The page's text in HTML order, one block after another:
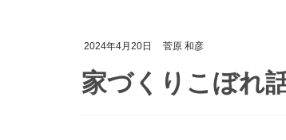
2024年4月20日 菅原 和彦
家づくりこぼれ